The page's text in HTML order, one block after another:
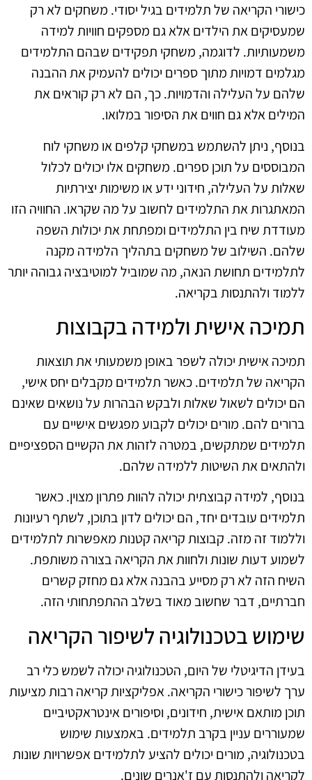
כישורי הקריאה של תלמידים בגיל יסודי. משחקים לא רק
שמעסיקים את הילדים אלא גם מספקים חוויות למידה
משמעותיות. לדוגמה, משחקי תפקידים שבהם התלמידים
מגלמים דמויות מתוך ספרים יכולים להעמיק את ההבנה
שלהם על העלילה והדמויות. כך, הם לא רק קוראים את
המילים אלא גם חווים את הסיפור במלואו.
בנוסף, ניתן להשתמש במשחקי קלפים או משחקי לוח
המבוססים על תוכן ספרים. משחקים אלו יכולים לכלול
שאלות על העלילה, חידוני ידע או משימות יצירתיות
המאתגרות את התלמידים לחשוב על מה שקראו. החוויה הזו
מעודדת שיח בין התלמידים ומפתחת את יכולות השפה
שלהם. השילוב של משחקים בתהליך הלמידה מקנה
לתלמידים תחושת הנאה, מה שמוביל למוטיבציה גבוהה יותר
ללמוד ולהתנסות בקריאה.
תמיכה אישית ולמידה בקבוצות
תמיכה אישית יכולה לשפר באופן משמעותי את תוצאות
הקריאה של תלמידים. כאשר תלמידים מקבלים יחס אישי,
הם יכולים לשאול שאלות ולבקש הבהרות על נושאים שאינם
ברורים להם. מורים יכולים לקבוע מפגשים אישיים עם
תלמידים שמתקשים, במטרה לזהות את הקשיים הספציפיים
ולהתאים את השיטות ללמידה שלהם.
בנוסף, למידה קבוצתית יכולה להוות פתרון מצוין. כאשר
תלמידים עובדים יחד, הם יכולים לדון בתוכן, לשתף רעיונות
וללמוד זה מזה. קבוצות קריאה קטנות מאפשרות לתלמידים
לשמוע דעות שונות ולחוות את הקריאה בצורה משותפת.
השיח הזה לא רק מסייע בהבנה אלא גם מחזק קשרים
חברתיים, דבר שחשוב מאוד בשלב ההתפתחותי הזה.
שימוש בטכנולוגיה לשיפור הקריאה
בעידן הדיגיטלי של היום, הטכנולוגיה יכולה לשמש כלי רב
ערך לשיפור כישורי הקריאה. אפליקציות קריאה רבות מציעות
תוכן מותאם אישית, חידונים, וסיפורים אינטראקטיביים
שמעוררים עניין בקרב תלמידים. באמצעות שימוש
בטכנולוגיה, מורים יכולים להציע לתלמידים אפשרויות שונות
לקריאה ולהתנסות עם ז'אנרים שונים.